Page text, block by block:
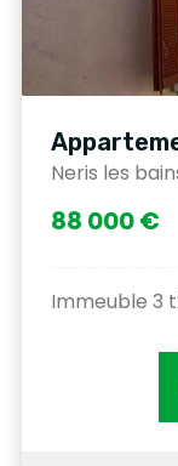
Neris les
88 000 €
Immeuble 3